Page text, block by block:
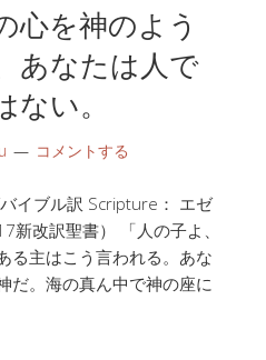
心を神のよう
あなたは人で
い。
コメントする
イブル訳 Scripture： エゼ
改訳聖書） 「人の子よ、
る主はこう言われる。あな
だ。海の真ん中で神の座に